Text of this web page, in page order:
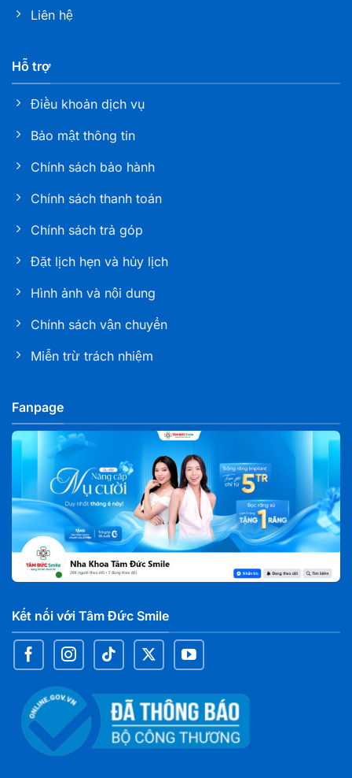
Liên hệ
Hỗ trợ
Điều khoản dịch vụ
Bảo mật thông tin
Chính sách bảo hành
Chính sách thanh toán
Chính sách trả góp
Đặt lịch hẹn và hủy lịch
Hình ảnh và nội dung
Chính sách vận chuyển
Miễn trừ trách nhiệm
Fanpage
Kết nối với Tâm Đức Smile